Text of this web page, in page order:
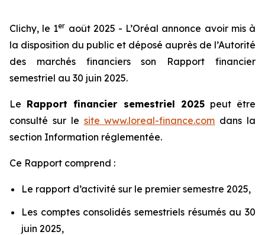
Clichy, le 1er août 2025 - L’Oréal annonce avoir mis à
la disposition du public et déposé auprès de l’Autorité
des marchés financiers son Rapport financier
semestriel au 30 juin 2025.
Le Rapport financier semestriel 2025peut être
consulté sur le sitewww.loreal-finance.com dans la
section Information réglementée.
Ce Rapport comprend :
Le rapport d’activité sur le premier semestre 2025,
Les comptes consolidés semestriels résumés au 30
juin 2025,